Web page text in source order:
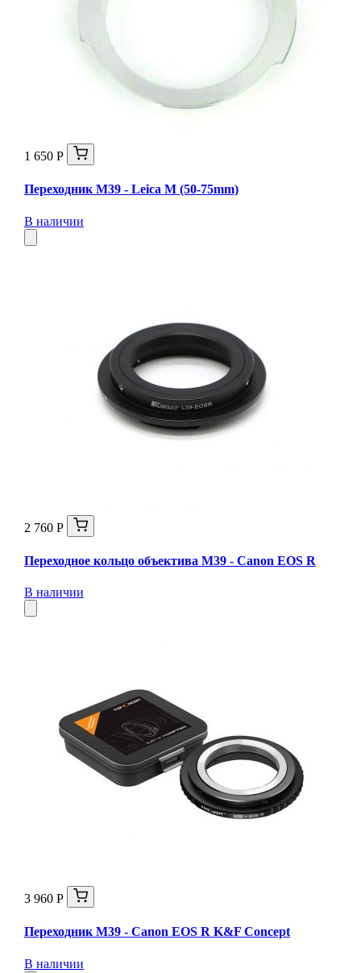
1 650 Р
Переходник M39 - Leica M (50-75mm)
В наличии
2 760 Р
Переходное кольцо объектива M39 - Canon EOS R
В наличии
3 960 Р
Переходник M39 - Canon EOS R K&F Concept
В наличии